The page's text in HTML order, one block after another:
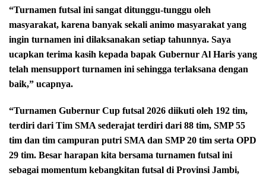
“Turnamen futsal ini sangat ditunggu-tunggu oleh
masyarakat, karena banyak sekali animo masyarakat yang
ingin turnamen ini dilaksanakan setiap tahunnya. Saya
ucapkan terima kasih kepada bapak Gubernur Al Haris yang
telah mensupport turnamen ini sehingga terlaksana dengan
baik,” ucapnya.
“Turnamen Gubernur Cup futsal 2026 diikuti oleh 192 tim,
terdiri dari Tim SMA sederajat terdiri dari 88 tim, SMP 55
tim dan tim campuran putri SMA dan SMP 20 tim serta OPD
29 tim. Besar harapan kita bersama turnamen futsal ini
sebagai momentum kebangkitan futsal di Provinsi Jambi,